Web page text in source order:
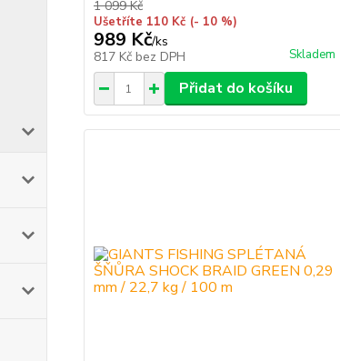
1 099 Kč
Ušetříte 110 Kč (- 10 %)
989 Kč/ks
817 Kč bez DPH Skladem
Přidat do košíku